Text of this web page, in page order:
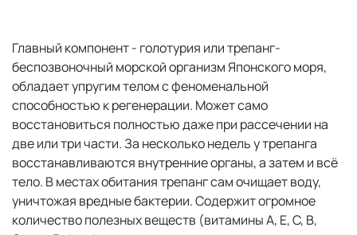
Главный компонент - голотурия или трепанг-
беспозвоночный морской организм Японского моря,
обладает упругим телом с феноменальной
способностью к регенерации. Может само
восстановиться полностью даже при рассечении на
две или три части. За несколько недель у трепанга
восстанавливаются внутренние органы, а затем и всё
тело. В местах обитания трепанг сам очищает воду,
уничтожая вредные бактерии. Содержит огромное
количество полезных веществ (витамины А, Е, С, В,